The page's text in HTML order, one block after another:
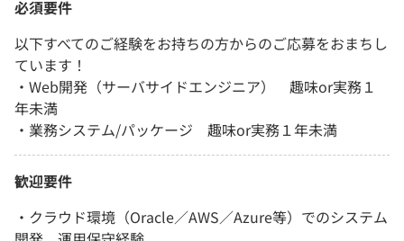
必須要件
以下すべてのご経験をお持ちの方からのご応募をおまちし
ています！
・Web開発（サーバサイドエンジニア） 趣味or実務１
年未満
・業務システム/パッケージ 趣味or実務１年未満
歓迎要件
・クラウド環境（Oracle／AWS／Azure等）でのシステム